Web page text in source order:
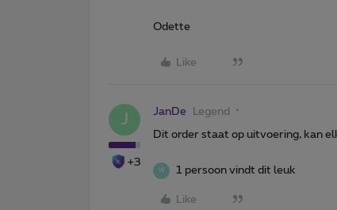
Odette
Like
J
+3
JanDe Legend
Dit order staat op uitvoering, kan
W 1 persoon vindt dit leuk
Like